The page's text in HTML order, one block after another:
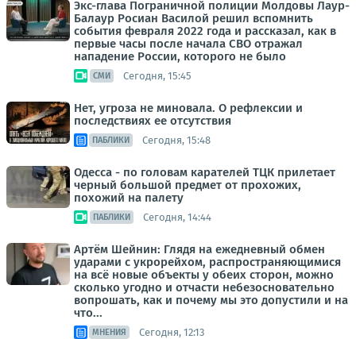
Экс-глава Пограничной полиции Молдовы Лаур-
Балаур Росиан Василой решил вспомнить
события февраля 2022 года и рассказал, как в
первые часы после начала СВО отражал
нападение России, которого не было
СМИ Сегодня, 15:45
Нет, угроза не миновала. О рефлексии и
последствиях ее отсутствия
ПАБЛИКИ Сегодня, 15:48
Одесса - по головам карателей ТЦК прилетает
черный большой предмет от прохожих,
похожий на палету
ПАБЛИКИ Сегодня, 14:44
Артём Шейнин: Глядя на ежедневный обмен
ударами с укрорейхом, распространяющимися
на всё новые объекты у обеих сторон, можно
сколько угодно и отчасти небезосновательно
вопрошать, как и почему мы это допустили и на
что...
МНЕНИЯ Сегодня, 12:13